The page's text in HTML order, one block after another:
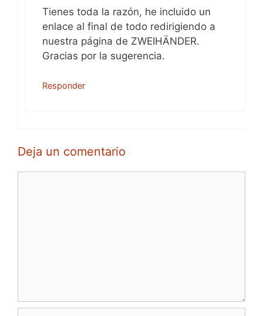
Tienes toda la razón, he incluido un
enlace al final de todo redirigiendo a
nuestra página de ZWEIHÄNDER.
Gracias por la sugerencia.
Responder
Deja un comentario